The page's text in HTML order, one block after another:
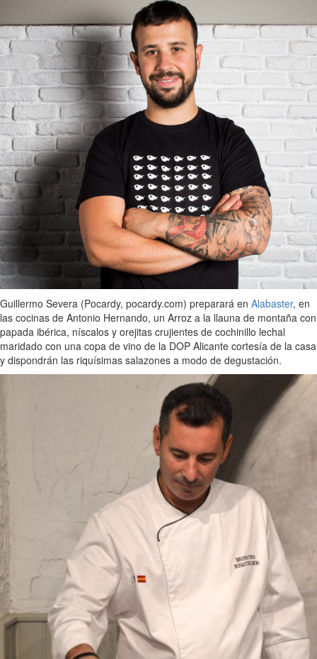
Guillermo Severa (Pocardy, pocardy.com) preparará en Alabaster, en
las cocinas de Antonio Hernando, un Arroz a la llauna de montaña con
papada ibérica, níscalos y orejitas crujientes de cochinillo lechal
maridado con una copa de vino de la DOP Alicante cortesía de la casa
y dispondrán las riquísimas salazones a modo de degustación.